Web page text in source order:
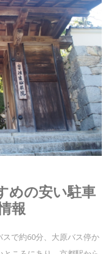
めの安い駐車
報
で約60分、大原バス停か